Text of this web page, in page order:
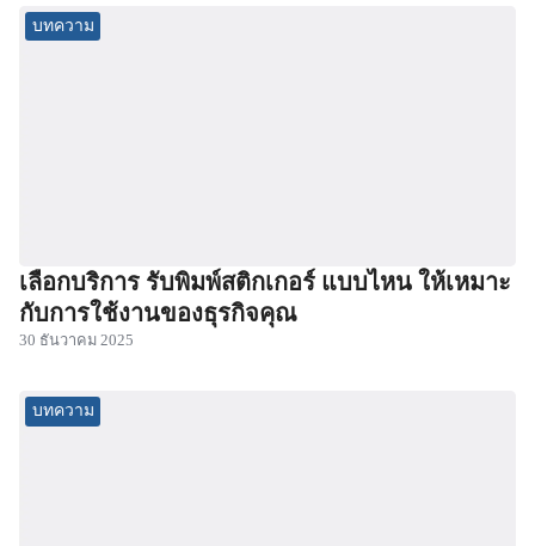
บทความ
เลือกบริการ รับพิมพ์สติกเกอร์ แบบไหน ให้เหมาะ
กับการใช้งานของธุรกิจคุณ
30 ธันวาคม 2025
บทความ